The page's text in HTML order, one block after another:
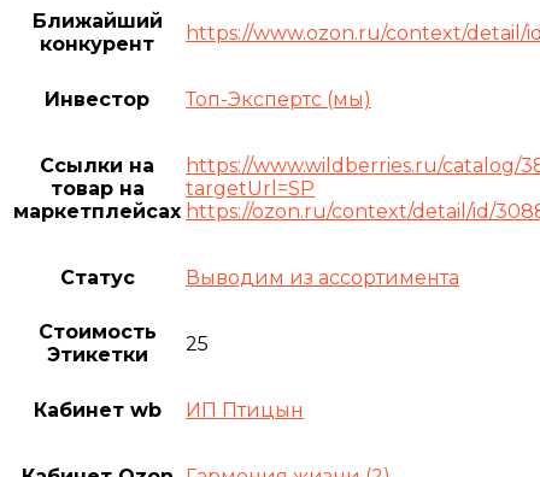
Ближайший
конкурент
https://www.ozon.ru/context/detail/
Инвестор Топ-Экспертс (мы)
Ссылки на
товар на
маркетплейсах
https://www.wildberries.ru/catalog/
targetUrl=SP
https://ozon.ru/context/detail/id/
Статус Выводим из ассортимента
Стоимость
Этикетки
25
Кабинет wb ИП Птицын